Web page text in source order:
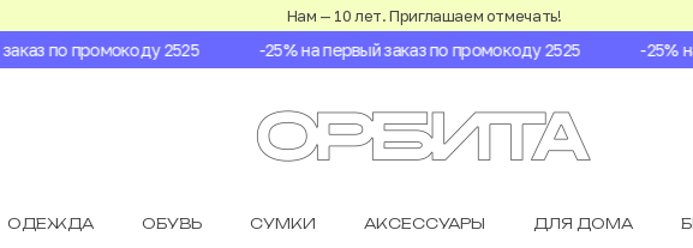
Нам — 10 лет. Приглашаем отмечать!
по промокоду 2525 -25% на первый заказ по промокоду 2525 -25% на
ОДЕЖДА ОБУВЬ СУМКИ АКСЕССУАРЫ ДЛЯ ДОМА